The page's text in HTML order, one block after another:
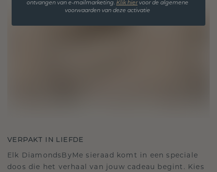
VERPAKT IN LIEFDE
Elk DiamondsByMe sieraad komt in een speciale
doos die het verhaal van jouw cadeau begint. Kies
ontvangen van e-mailmarketing. Klik hiervoor de algemene
voorwaarden van deze activatie